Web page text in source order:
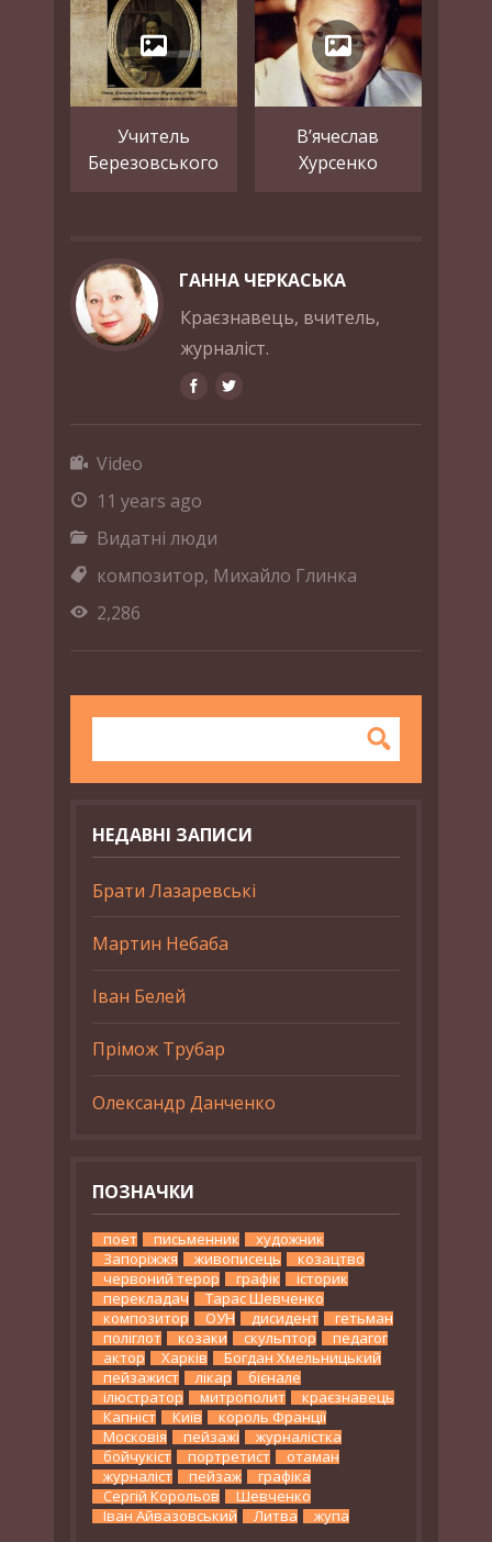
Учитель
Березовського
В’ячеслав
Хурсенко
ГАННА ЧЕРКАСЬКА
Краєзнавець, вчитель,
журналіст.
Video
11 years ago
Видатні люди
композитор, Михайло Глинка
2,286
НЕДАВНІ ЗАПИСИ
Брати Лазаревські
Мартин Небаба
Іван Белей
Прімож Трубар
Олександр Данченко
ПОЗНАЧКИ
поет письменник
художник
Запоріжжя
живописець
козацтво
червоний терор
графік
історик
перекладач
Тарас Шевченко
композитор
ОУН дисидент
гетьман
поліглот
козаки скульптор
педагог
актор
Харків
Богдан Хмельницький
пейзажист
лікар
бієнале
ілюстратор
митрополит
краєзнавець
Капніст
Київ
король Франції
Московія
пейзажі
журналістка
бойчукіст
портретист
отаман
журналіст
пейзаж
графіка
Сергій Корольов
Шевченко
Іван Айвазовський
Литва жупа